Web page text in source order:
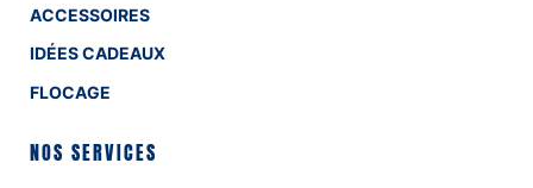
ACCESSOIRES
IDÉES CADEAUX
FLOCAGE
NOS SERVICES